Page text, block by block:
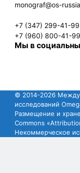
monograf@os-
+7 (347) 299-41-99
+7 (960) 800-41-99
Мы в
© 2014-2026
исследований
Размещение и
Commons
Некоммерческое